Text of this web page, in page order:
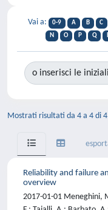
Vai a: 0-9 A B C
N
O P Q
o inserisci le
Mostrati risultati da 4 a 4 di 4
Reliability and failure
overview
2017-01-01 Meneghini,